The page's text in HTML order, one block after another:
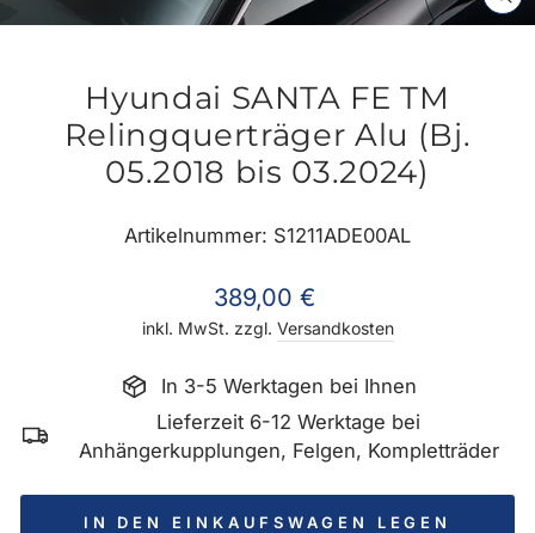
Hyundai SANTA FE TM
Relingquerträger Alu (Bj.
05.2018 bis 03.2024)
Artikelnummer: S1211ADE00AL
Normaler
Preis
389,00 €
inkl. MwSt. zzgl. Versandkosten
In 3-5 Werktagen bei Ihnen
Lieferzeit 6-12 Werktage bei
Anhängerkupplungen, Felgen, Kompletträder
IN DEN EINKAUFSWAGEN LEGEN